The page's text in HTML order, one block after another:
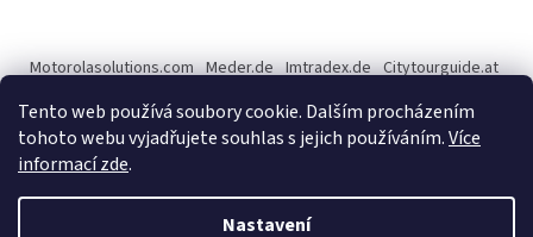
Tento web používá soubory cookie. Dalším procházením
tohoto webu vyjadřujete souhlas s jejich používáním.Více
informací zde.
Nastavení
Motorolasolutions.com Meder.de Imtradex.de Citytourguide.at